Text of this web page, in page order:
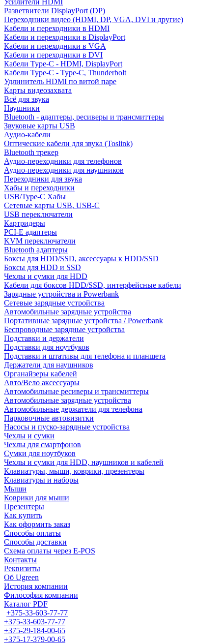
Усилители HDMI
Разветвители DisplayPort (DP)
Переходники видео (HDMI, DP, VGA, DVI и другие)
Кабели и переходники в HDMI
Кабели и переходники в DisplayPort
Кабели и переходники в VGA
Кабели и переходники в DVI
Кабели Type-C - HDMI, DisplayPort
Кабели Type-C - Type-C, Thunderbolt
Удлинитель HDMI по витой паре
Карты видеозахвата
Всё для звука
Наушники
Bluetooth - адаптеры, ресиверы и трансмиттеры
Звуковые карты USB
Аудио-кабели
Оптические кабели для звука (Toslink)
Bluetooth трекер
Аудио-переходники для телефонов
Аудио-переходники для наушников
Переходники для звука
Хабы и переходники
USB/Type-C Хабы
Сетевые карты USB, USB-C
USB переключатели
Картридеры
PCI-E адаптеры
KVM переключатели
Bluetooth адаптеры
Боксы для HDD/SSD, аксессуары к HDD/SSD
Боксы для HDD и SSD
Чехлы и сумки для HDD
Кабели для боксов HDD/SSD, интерфейсные кабели
Зарядные устройства и Powerbank
Сетевые зарядные устройства
Автомобильные зарядные устройства
Портативные зарядные устройства / Powerbank
Беспроводные зарядные устройства
Подставки и держатели
Подставки для ноутбуков
Подставки и штативы для телефона и планшета
Держатели для наушников
Органайзеры кабелей
Авто/Вело аксессуары
Автомобильные ресиверы и трансмиттеры
Автомобильные зарядные устройства
Автомобильные держатели для телефона
Парковочные автовизитки
Насосы и пуско-зарядные устройства
Чехлы и сумки
Чехлы для смартфонов
Сумки для ноутбуков
Чехлы и сумки для HDD, наушников и кабелей
Клавиатуры, мыши, коврики, презентеры
Клавиатуры и наборы
Мыши
Коврики для мыши
Презентеры
Как купить
Как оформить заказ
Способы оплаты
Способы доставки
Схема оплаты через E-POS
Контакты
Реквизиты
Об Ugreen
История компании
Философия компании
Каталог PDF
+375-33-603-77-77
+375-33-603-77-77
+375-29-184-00-65
+375-17-379-00-65